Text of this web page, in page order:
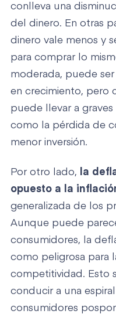
conlleva una
del dinero. En otras
dinero vale menos y
para comprar lo
moderada, puede
en crecimiento, pero
puede llevar a
como la pérdida de
menor inversión.
Por otro lado,
la
opuesto a la
generalizada de los
Aunque puede
consumidores, la
como peligrosa para
competitividad. Esto
conducir a una
consumidores